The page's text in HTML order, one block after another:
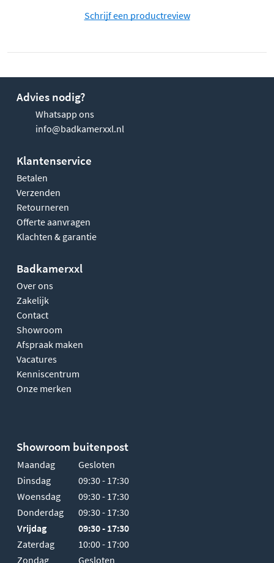
Schrijf een productreview
Advies nodig?
Whatsapp ons
info@badkamerxxl.nl
Klantenservice
Betalen
Verzenden
Retourneren
Offerte aanvragen
Klachten & garantie
Badkamerxxl
Over ons
Zakelijk
Contact
Showroom
Afspraak maken
Vacatures
Kenniscentrum
Onze merken
Showroom buitenpost
Maandag
Gesloten
Dinsdag
09:30 - 17:30
Woensdag
09:30 - 17:30
Donderdag
09:30 - 17:30
Vrijdag
09:30 - 17:30
Zaterdag
10:00 - 17:00
Zondag
Gesloten